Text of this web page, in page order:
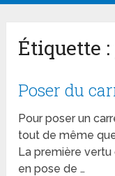
Étiquette :
Poser du
Pour poser un
tout de même
La première
en pose de …